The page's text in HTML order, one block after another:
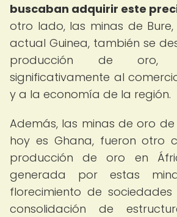
buscaban adquirir este
otro lado, las minas de
actual Guinea, también se
producción de oro,
significativamente al
y a la economía de la región.
Además, las minas de oro
hoy es Ghana, fueron otro
producción de oro en
generada por estas
florecimiento de
consolidación de